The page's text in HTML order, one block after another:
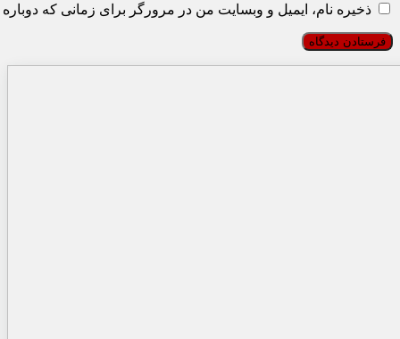
ذخیره نام، ایمیل و وبسایت من در مرورگر برای زمانی که